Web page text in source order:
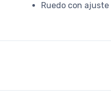
Ruedo con